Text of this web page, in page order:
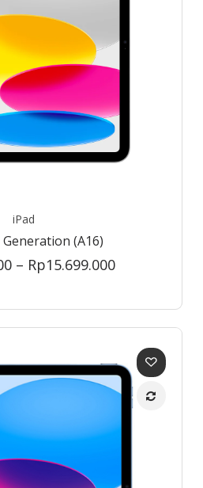
iPad
(A16)
– Rp15.699.000Price
Rp6.699.000